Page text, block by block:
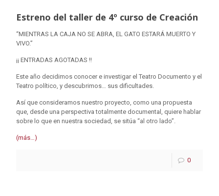
Estreno del taller de 4º curso de Creación
“MIENTRAS LA CAJA NO SE ABRA, EL GATO ESTARÁ MUERTO Y
VIVO.”
¡¡ ENTRADAS AGOTADAS !!
Este año decidimos conocer e investigar el Teatro Documento y el
Teatro político, y descubrimos… sus dificultades.
Así que consideramos nuestro proyecto, como una propuesta
que, desde una perspectiva totalmente documental, quiere hablar
sobre lo que en nuestra sociedad, se sitúa “al otro lado”.
(más…)
0